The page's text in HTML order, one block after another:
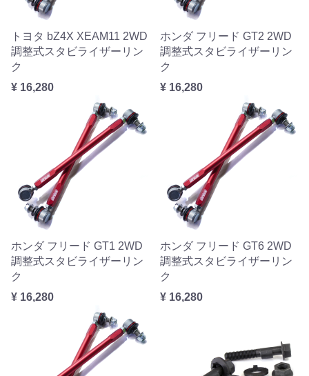
トヨタ bZ4X XEAM11 2WD
調整式スタビライザーリン
ク
¥ 16,280
ホンダ フリード GT2 2WD
調整式スタビライザーリン
ク
¥ 16,280
ホンダ フリード GT1 2WD
調整式スタビライザーリン
ク
¥ 16,280
ホンダ フリード GT6 2WD
調整式スタビライザーリン
ク
¥ 16,280